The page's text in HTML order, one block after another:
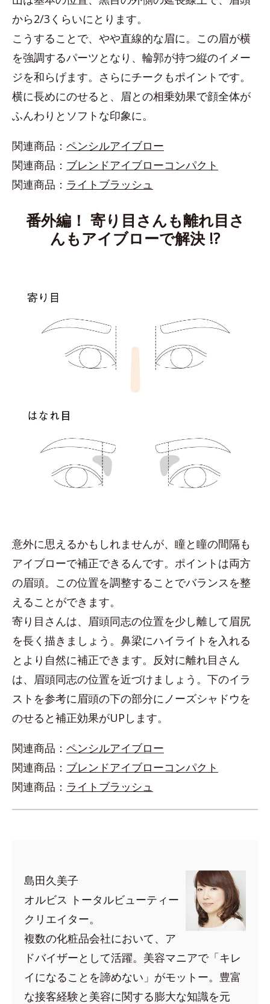
から2/3くらいにとります。
こうすることで、やや直線的な眉に。この眉が横
を強調するパーツとなり、輪郭が持つ縦のイメー
ジを和らげます。さらにチークもポイントです。
横に長めにのせると、眉との相乗効果で顔全体が
ふんわりとソフトな印象に。
関連商品： ペンシルアイブロー
関連商品： ブレンドアイブローコンパクト
関連商品： ライトブラッシュ
番外編！ 寄り目さんも離れ目さ
んもアイブローで解決 !?
意外に思えるかもしれませんが、瞳と瞳の間隔も
アイブローで補正できるんです。ポイントは両方
の眉頭。この位置を調整することでバランスを整
えることができます。
寄り目さんは、眉頭同志の位置を少し離して眉尻
を長く描きましょう。鼻梁にハイライトを入れる
とより自然に補正できます。反対に離れ目さん
は、眉頭同志の位置を近づけましょう。下のイラ
ストを参考に眉頭の下の部分にノーズシャドウを
のせると補正効果がUPします。
関連商品： ペンシルアイブロー
関連商品： ブレンドアイブローコンパクト
関連商品： ライトブラッシュ
島田久美子
オルビス トータルビューティー
クリエイター。
複数の化粧品会社において、ア
ドバイザーとして活躍。美容マニアで「キレ
イになることを諦めない」がモットー。豊富
な接客経験と美容に関する膨大な知識を元